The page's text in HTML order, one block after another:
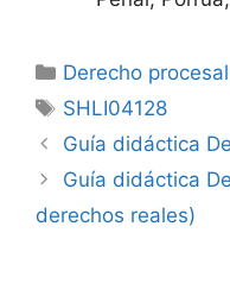
Categorías
Derecho
Etiquetas
SHLI04128
Guía didáctica
Guía didáctica
derechos reales)